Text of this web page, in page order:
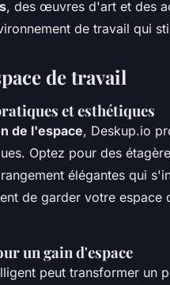
, des œuvres d'art et des
de travail qui
de travail
et esthétiques
de l'espace, Deskup.io
Optez pour des
élégantes qui
de garder votre
un gain d'espace
peut transformer un